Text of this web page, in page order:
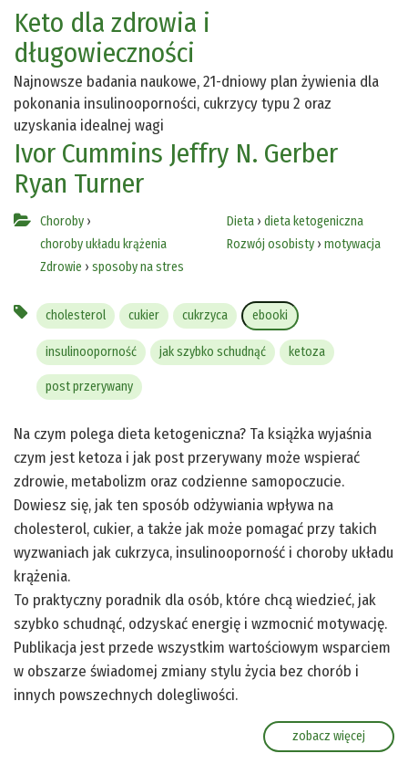
Keto dla zdrowia i
długowieczności
Najnowsze badania naukowe, 21-dniowy plan żywienia dla
pokonania insulinooporności, cukrzycy typu 2 oraz
uzyskania idealnej wagi
Ivor Cummins Jeffry N. Gerber
Ryan Turner
Choroby ›
choroby układu krążenia
Zdrowie › sposoby na stres
Dieta› dieta ketogeniczna
Rozwój osobisty› motywacja
cholesterol cukier cukrzyca ebooki
insulinooporność jak szybko schudnąć ketoza
post przerywany
Na czym polega dieta ketogeniczna? Ta książka wyjaśnia
czym jest ketoza i jak post przerywany może wspierać
zdrowie, metabolizm oraz codzienne samopoczucie.
Dowiesz się, jak ten sposób odżywiania wpływa na
cholesterol, cukier, a także jak może pomagać przy takich
wyzwaniach jak cukrzyca, insulinooporność i choroby układu
krążenia.
To praktyczny poradnik dla osób, które chcą wiedzieć, jak
szybko schudnąć, odzyskać energię i wzmocnić motywację.
Publikacja jest przede wszystkim wartościowym wsparciem
w obszarze świadomej zmiany stylu życia bez chorób i
innych powszechnych dolegliwości.
zobacz więcej